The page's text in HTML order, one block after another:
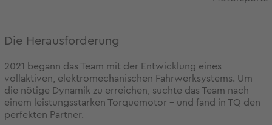
Die Herausforderung
2021 begann das Team mit der Entwicklung eines
vollaktiven, elektromechanischen Fahrwerksystems. Um
die nötige Dynamik zu erreichen, suchte das Team nach
einem leistungsstarken Torquemotor – und fand in TQ den
perfekten Partner.